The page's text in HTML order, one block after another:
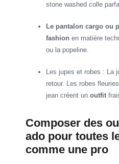
stone washed colle
Le pantalon cargo ou
fashion en matière
ou la popeline.
Les jupes et robes : La
retour. Les robes
jean créent un outfit
Composer des
ado pour toutes
comme une pro